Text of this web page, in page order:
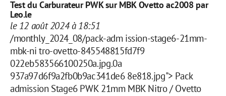
Test du Carburateur PWK sur MBK Ovetto ac2008 par
Leo.le
le 12 août 2024 à 18:51
/monthly_2024_08/pack-adm ission-stage6-21mm-
mbk-ni tro-ovetto-845548815fd7f9
022eb583566100250a.jpg.0a
937a97d6f9a2fb0b9ac341de6 8e818.jpg"> Pack
admission Stage6 PWK 21mm MBK Nitro / Ovetto